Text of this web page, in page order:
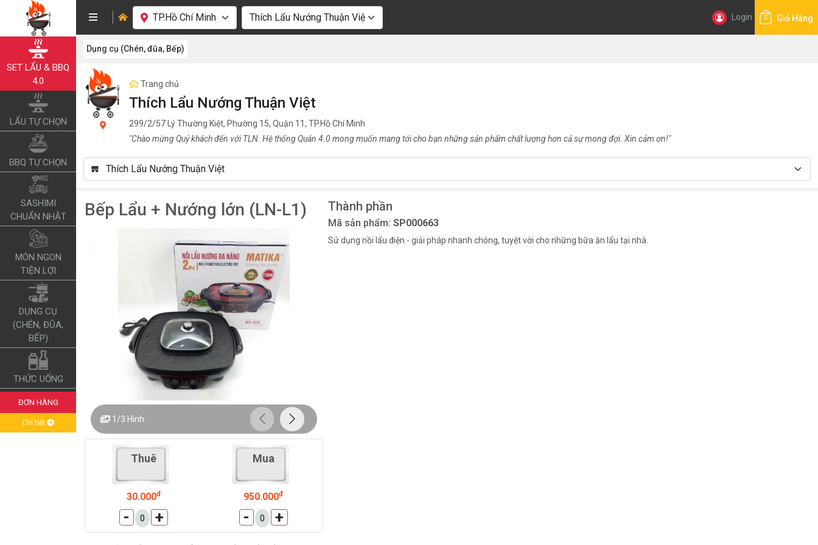
Login 0 Giỏ Hàng
Dụng cụ (Chén, đũa, Bếp)
Trang chủ
Thích Lẩu Nướng Thuận Việt
299/2/57 Lý Thường Kiệt, Phường 15, Quận 11, TP.Hồ Chí Minh
"Chào mừng Quý khách đến với TLN. Hệ thống Quán 4.0 mong muốn mang tới cho bạn những sản phẩm chất lượng hơn cả sự mong đợi. Xin cảm ơn!"
Bếp Lẩu + Nướng lớn (LN-L1)
1/3 Hình
Thuê
30.000đ
- +
Mua
950.000đ
- +
Thành phần
Mã sản phẩm: SP000663
Sử dụng nồi lẩu điện - giải pháp nhanh chóng, tuyệt vời cho những bữa ăn lẩu tại nhà.
SET LẨU & BBQ
4.0
LẨU TỰ CHỌN
BBQ TỰ CHỌN
SASHIMI
CHUẨN NHẬT
MÓN NGON
TIỆN LỢI
DỤNG CỤ
(CHÉN, ĐŨA,
BẾP)
THỨC UỐNG
ĐƠN HÀNG
Chi tiết